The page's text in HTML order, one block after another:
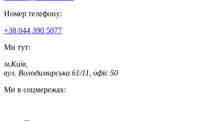
Номер телефону:
+38 044 390 5077
Ми тут:
м.Київ
вул. Володимирська 61/11, офіс 50
Ми в соцмережах: